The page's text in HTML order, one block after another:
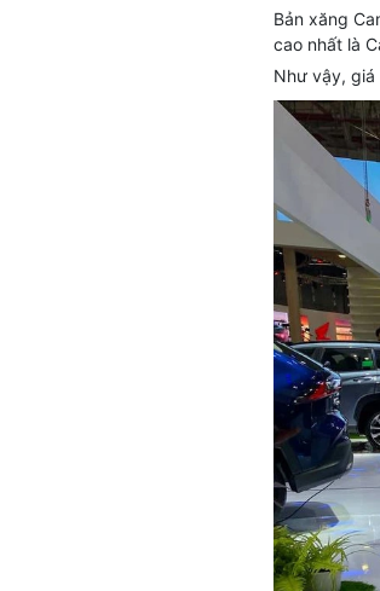
Bản xăng
cao nhất là
Như vậy, giá